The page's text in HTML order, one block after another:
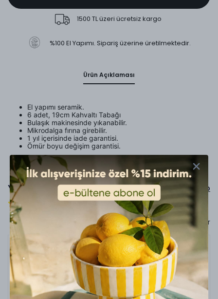
1500 TL üzeri ücretsiz kargo
%100 El Yapımı. Sipariş üzerine üretilmektedir.
Ürün Açıklaması
El yapımı seramik.
6 adet, 19cm Kahvaltı Tabağı
Bulaşık makinesinde yıkanabilir.
Mikrodalga fırına girebilir.
1 yıl içerisinde iade garantisi.
Ömür boyu değişim garantisi.
Yorumlar Yorum Yap
2 değerlendirmeye göre
Sadece görsel olan yorumları göster
17 Haziran 2026
S.
Satın Alınmış